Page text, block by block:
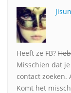
Heeft ze FB?
Misschien dat
contact
Komt het